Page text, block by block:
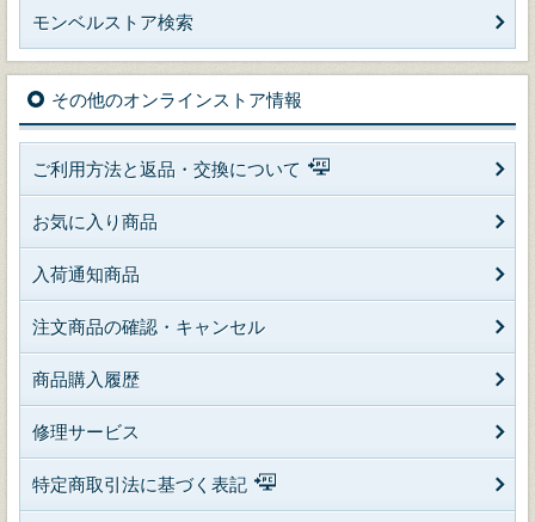
モンベルストア検索
その他のオンラインストア情報
ご利用方法と返品・交換について
お気に入り商品
入荷通知商品
注文商品の確認・キャンセル
商品購入履歴
修理サービス
特定商取引法に基づく表記